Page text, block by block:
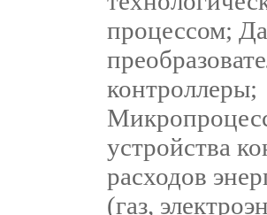
процессом;
контроллеры;
устройства
расходов
(газ,